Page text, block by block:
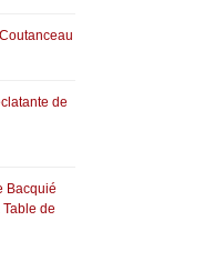
de
Bacquié
de